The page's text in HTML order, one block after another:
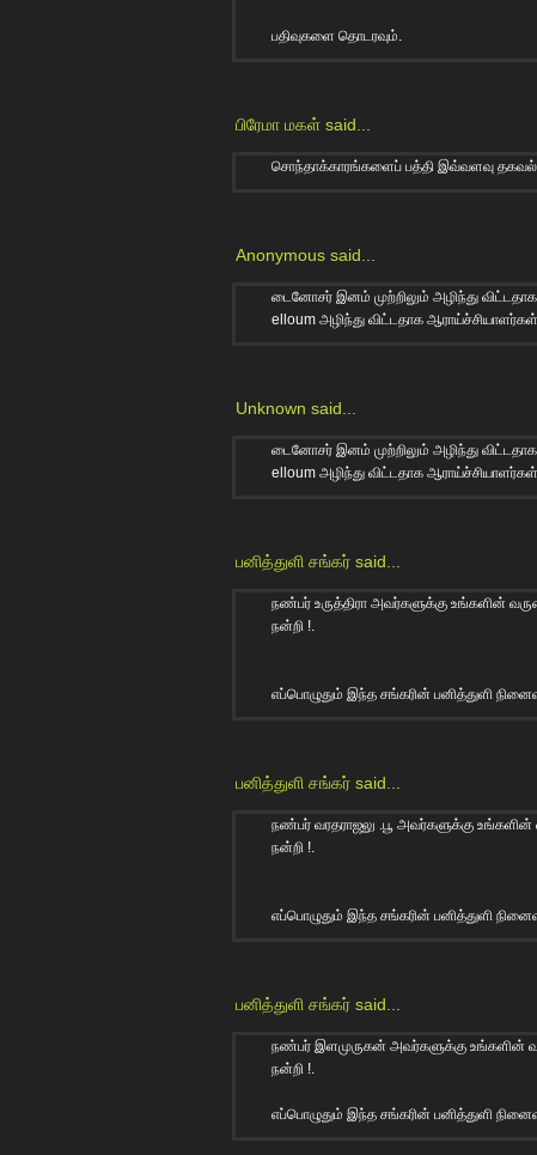
பதிவுகளை தொடரவும்.
பிரேமா மகள் said...
சொந்தாக்காரங்களைப் பத்தி இவ்வளவு தகவல்கள்
Anonymous said...
டைனோசர் இனம் முற்றிலும் அழிந்து
elloum அழிந்து விட்டதாக
Unknown said...
டைனோசர் இனம் முற்றிலும் அழிந்து
elloum அழிந்து விட்டதாக
பனித்துளி சங்கர் said...
நண்பர் உருத்திரா அவர்களுக்கு உங்களின்
நன்றி !.
எப்பொழுதும் இந்த சங்கரின் பனித்துளி
பனித்துளி சங்கர் said...
நண்பர் வரதராஜலு .பூ அவர்களுக்கு
நன்றி !.
எப்பொழுதும் இந்த சங்கரின் பனித்துளி
பனித்துளி சங்கர் said...
நண்பர் இளமுருகன் அவர்களுக்கு உங்களின்
நன்றி !.
எப்பொழுதும் இந்த சங்கரின் பனித்துளி